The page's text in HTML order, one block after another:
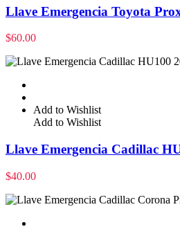
Llave Emergencia Toyota
$60.00
Add to Wishlist
Add to Wishlist
Llave Emergencia Cadillac
$40.00